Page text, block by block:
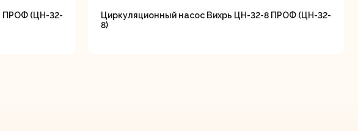
ПРОФ (ЦН-32-
Циркуляционный насос Вихрь ЦН-32-8 ПРОФ (ЦН-32-
8)